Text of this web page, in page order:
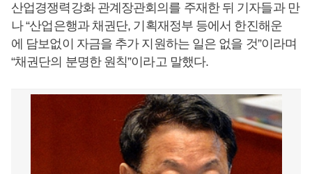
산업경쟁력강화 관계장관회의를 주재한 뒤 기자들과 만
나 “산업은행과 채권단, 기획재정부 등에서 한진해운
에 담보없이 자금을 추가 지원하는 일은 없을 것”이라며
“채권단의 분명한 원칙”이라고 말했다.